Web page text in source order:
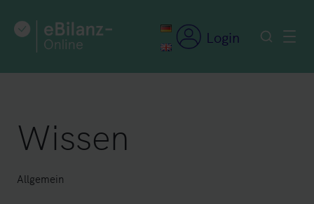
Inhalt
springen
Login
Wissen
Allgemein